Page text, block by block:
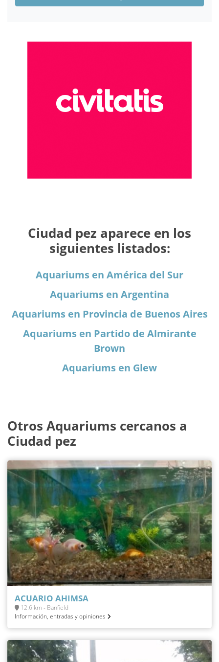
Ciudad pez aparece en los
siguientes listados:
Aquariums en América del Sur
Aquariums en Argentina
Aquariums en Provincia de Buenos Aires
Aquariums en Partido de Almirante
Brown
Aquariums en Glew
Otros Aquariums cercanos a
Ciudad pez
ACUARIO AHIMSA
12.6 km - Banfield
Información, entradas y opiniones